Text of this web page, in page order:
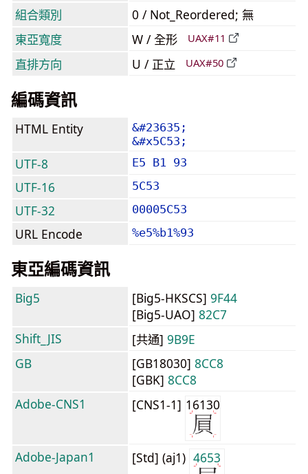
組合類別
0 / Not_Reordered; 無
東亞寬度
W / 全形 UAX#11
直排方向 U / 正立 UAX#50
編碼資訊
HTML Entity
&#23635;
&#x5C53;
UTF-8 E5 B1 93
UTF-16 5C53
UTF-32 00005C53
URL Encode %e5%b1%93
東亞編碼資訊
Big5 [Big5-HKSCS] 9F44
[Big5-UAO] 82C7
Shift_JIS
[共通] 9B9E
GB
[GB18030] 8CC8
[GBK] 8CC8
Adobe-CNS1
[CNS1-1] 16130
Adobe-Japan1 [Std] (aj1) 4653